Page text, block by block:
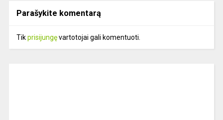
Parašykite komentarą
Tikprisijungęvartotojai gali komentuoti.